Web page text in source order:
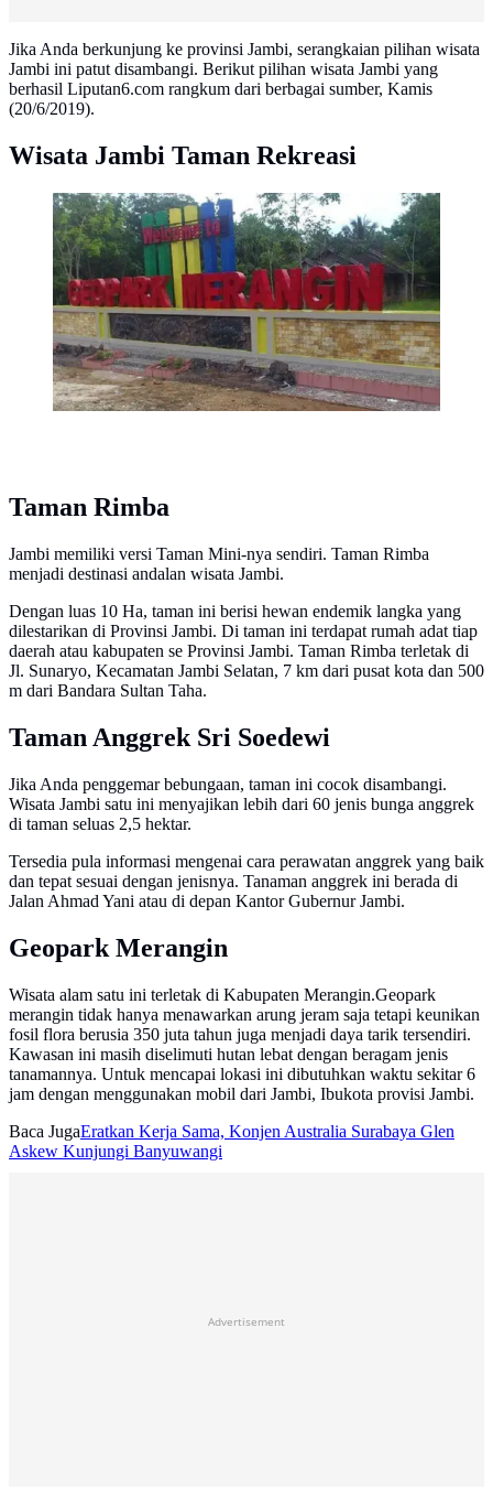
Jika Anda berkunjung ke provinsi Jambi, serangkaian pilihan wisata
Jambi ini patut disambangi. Berikut pilihan wisata Jambi yang
berhasil Liputan6.com rangkum dari berbagai sumber, Kamis
(20/6/2019).
Wisata Jambi Taman Rekreasi
Sarana informasi geopark ada di Museum Geopark
Merangin tepat berada di jalur masuk menuju kawasan
geopark. (Bangun Santoso/Liputan6.com)
Taman Rimba
Jambi memiliki versi Taman Mini-nya sendiri. Taman Rimba
menjadi destinasi andalan wisata Jambi.
Dengan luas 10 Ha, taman ini berisi hewan endemik langka yang
dilestarikan di Provinsi Jambi. Di taman ini terdapat rumah adat tiap
daerah atau kabupaten se Provinsi Jambi. Taman Rimba terletak di
Jl. Sunaryo, Kecamatan Jambi Selatan, 7 km dari pusat kota dan 500
m dari Bandara Sultan Taha.
Taman Anggrek Sri Soedewi
Jika Anda penggemar bebungaan, taman ini cocok disambangi.
Wisata Jambi satu ini menyajikan lebih dari 60 jenis bunga anggrek
di taman seluas 2,5 hektar.
Tersedia pula informasi mengenai cara perawatan anggrek yang baik
dan tepat sesuai dengan jenisnya. Tanaman anggrek ini berada di
Jalan Ahmad Yani atau di depan Kantor Gubernur Jambi.
Geopark Merangin
Wisata alam satu ini terletak di Kabupaten Merangin.Geopark
merangin tidak hanya menawarkan arung jeram saja tetapi keunikan
fosil flora berusia 350 juta tahun juga menjadi daya tarik tersendiri.
Kawasan ini masih diselimuti hutan lebat dengan beragam jenis
tanamannya. Untuk mencapai lokasi ini dibutuhkan waktu sekitar 6
jam dengan menggunakan mobil dari Jambi, Ibukota provisi Jambi.
Baca JugaEratkan Kerja Sama, Konjen Australia Surabaya Glen
Askew Kunjungi Banyuwangi
Advertisement